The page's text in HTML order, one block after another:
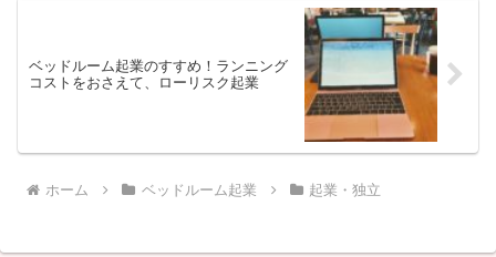
ベッドルーム起業のすすめ！ランニング
コストをおさえて、ローリスク起業
ホーム ベッドルーム起業 起業・独立